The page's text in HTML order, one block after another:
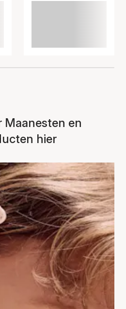
Maanesten en
hier